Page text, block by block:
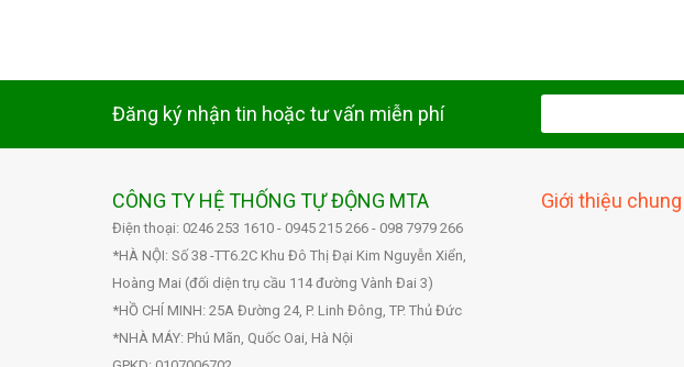
Đăng ký nhận tin hoặc tư vấn miễn phí
CÔNG TY HỆ THỐNG TỰ ĐỘNG MTA
Điện thoại: 0246 253 1610 - 0945 215 266 - 098 7979 266
*HÀ NỘI: Số 38 -TT6.2C Khu Đô Thị Đại Kim Nguyễn Xiển,
Hoàng Mai (đối diện trụ cầu 114 đường Vành Đai 3)
*HỒ CHÍ MINH: 25A Đường 24, P. Linh Đông, TP. Thủ Đức
*NHÀ MÁY: Phú Mãn, Quốc Oai, Hà Nội
Giới thiệu chung